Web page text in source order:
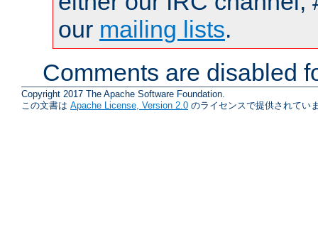
our mailing lists.
Comments are disabled
Copyright 2017 The Apache Software Foundation.
この文書は Apache License, Version 2.0 のライセンスで提供されてい